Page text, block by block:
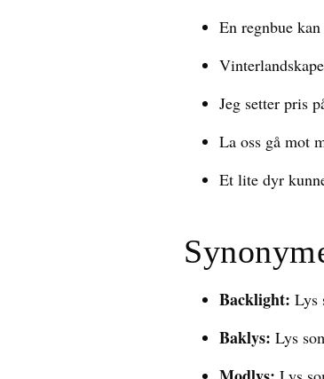
En regnbue
Jeg setter pris
La oss gå mot
Et lite dyr
Backlight: Lys
Baklys: Lys